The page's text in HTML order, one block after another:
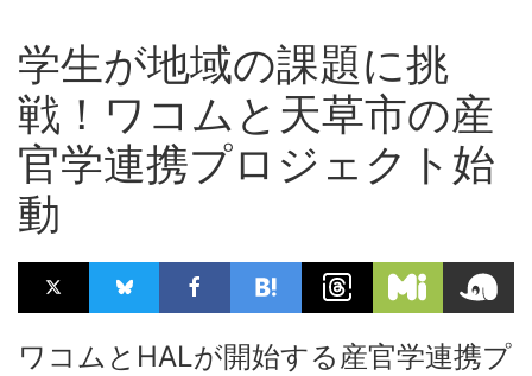
学生が地域の課題に挑
戦！ワコムと天草市の産
官学連携プロジェクト始
動
ワコムとHALが開始する産官学連携プ